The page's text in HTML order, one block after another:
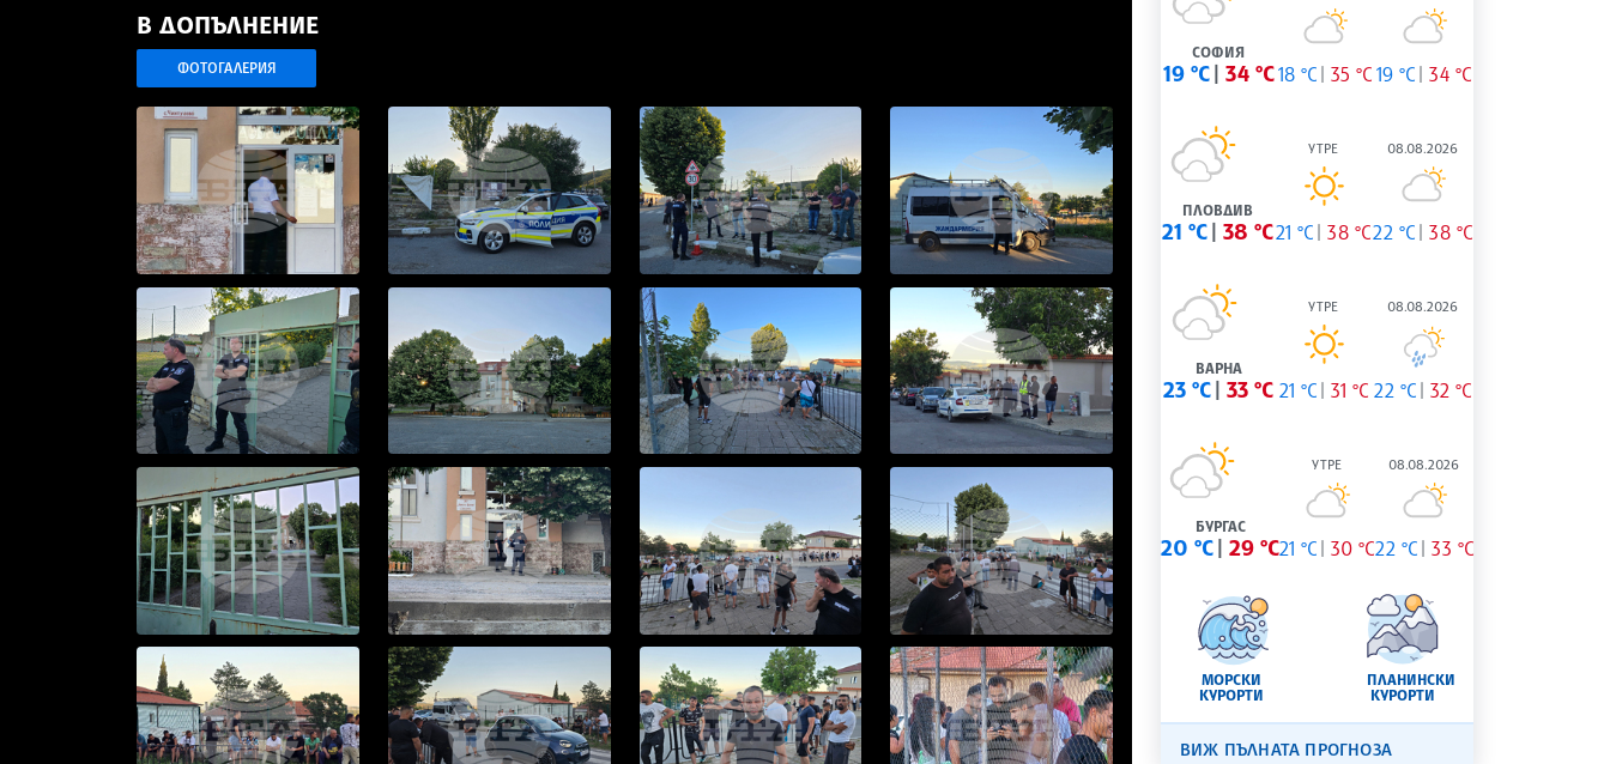
В ДОПЪЛНЕНИЕ
ФОТОГАЛЕРИЯ
СОФИЯ
19 °C 34 °C18 °C 35 °C 19 °C 34 °C
ПЛОВДИВ
21 °C 38 °C
УТРЕ
21 °C 38 °C
08.08.2026
22 °C 38 °C
ВАРНА
23 °C 33 °C
УТРЕ
21 °C 31 °C
08.08.2026
22 °C 32 °C
БУРГАС
20 °C 29 °C
УТРЕ
21 °C 30 °C
08.08.2026
22 °C 33 °C
МОРСКИ
КУРОРТИ
ПЛАНИНСКИ
КУРОРТИ
ВИЖ ПЪЛНАТА ПРОГНОЗА